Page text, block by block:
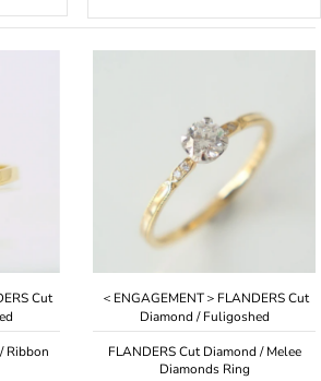
オススメ
アルファベット順, A-Z
アルファベット順, Z-A
価格の安い順
価格の高い順
新着順
Cut
Ribbon
＜ENGAGEMENT＞FLANDERS Cut
Diamond / Fuligoshed
FLANDERS Cut Diamond / Melee
Diamonds Ring